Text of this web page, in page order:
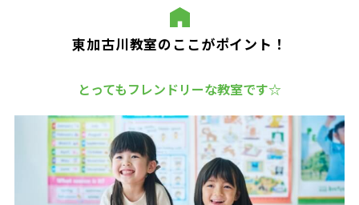
東加古川教室のここがポイント！
とってもフレンドリーな教室です☆